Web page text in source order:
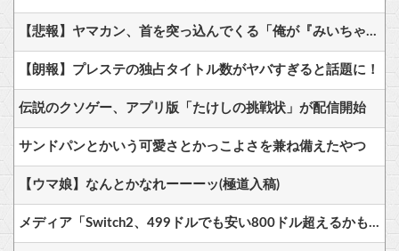
【悲報】ヤマカン、首を突っ込んでくる「俺が『みいちゃんと山田さん』のアニメ監督やりますよ？」
【朗報】プレステの独占タイトル数がヤバすぎると話題に！
伝説のクソゲー、アプリ版「たけしの挑戦状」が配信開始
サンドパンとかいう可愛さとかっこよさを兼ね備えたやつ
【ウマ娘】なんとかなれーーーッ(極道入稿)
メディア「Switch2、499ドルでも安い800ドル超えるかも。PS5は直近での値上げ可能性低い」